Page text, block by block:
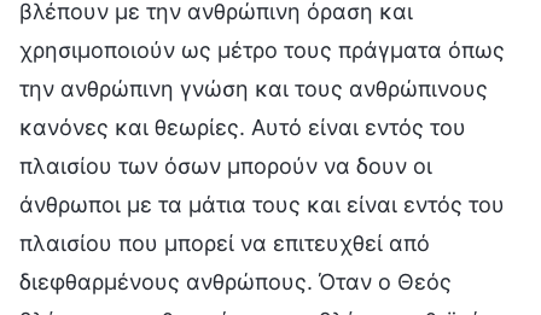
βλέπουν με την ανθρώπινη όραση και
χρησιμοποιούν ως μέτρο τους πράγματα όπως
την ανθρώπινη γνώση και τους ανθρώπινους
κανόνες και θεωρίες. Αυτό είναι εντός του
πλαισίου των όσων μπορούν να δουν οι
άνθρωποι με τα μάτια τους και είναι εντός του
πλαισίου που μπορεί να επιτευχθεί από
διεφθαρμένους ανθρώπους. Όταν ο Θεός